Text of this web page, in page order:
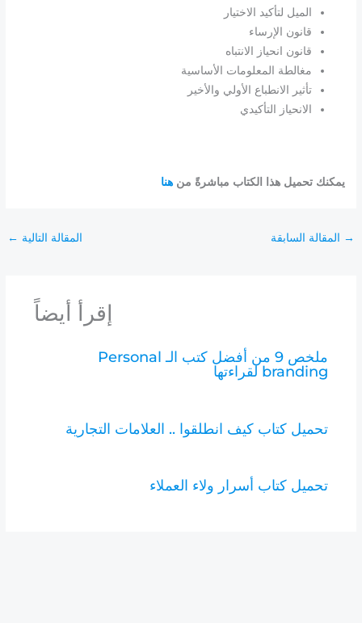
الميل لتأكيد الاختيار
قانون الإرساء
قانون انحياز الانتباه
مغالطة المعلومات الأساسية
تأثير الانطباع الأولي والأخير
الانحياز التأكيدي
يمكنك تحميل هذا الكتاب مباشرةً منهنا
→ المقالة السابقة المقالة التالية ←
إقرأ أيضاً
ملخص 9 من أفضل كتب الـ Personal
branding لقراءتها
تحميل كتاب كيف انطلقوا .. العلامات التجارية
تحميل كتاب أسرار ولاء العملاء